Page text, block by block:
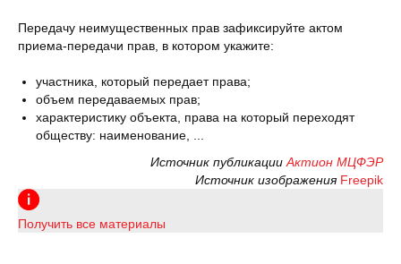
Передачу неимущественных прав зафиксируйте актом
приема-передачи прав, в котором укажите:
участника, который передает права;
объем передаваемых прав;
характеристику объекта, права на который переходят
обществу: наименование, ...
Источник публикации Актион МЦФЭР
Источник изображения Freepik
Получить все материалы